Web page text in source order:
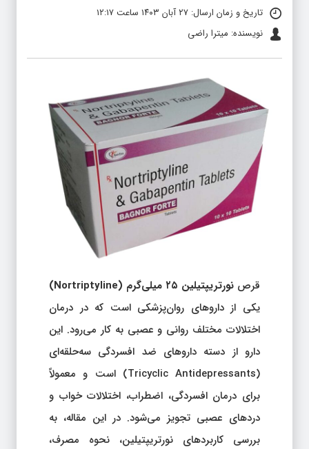
تاریخ و زمان ارسال: ۲۷ آبان ۱۴۰۳ ساعت ۱۲:۱۷
نویسنده: میترا راضی
قرص نورتریپتیلین ۲۵ میلی‌گرم (Nortriptyline)
یکی از داروهای روان‌پزشکی است که در درمان
اختلالات مختلف روانی و عصبی به کار می‌رود. این
دارو از دسته داروهای ضد افسردگی سه‌حلقه‌ای
(Tricyclic Antidepressants) است و معمولاً
برای درمان افسردگی، اضطراب، اختلالات خواب و
دردهای عصبی تجویز می‌شود. در این مقاله، به
بررسی کاربردهای نورتریپتیلین، نحوه مصرف،